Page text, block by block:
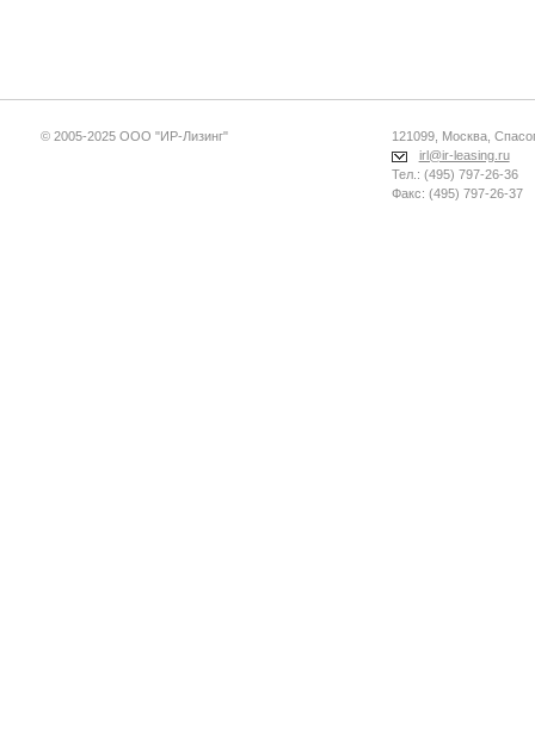
© 2005-2025 ООО "ИР-Лизинг"
121099, Москва,
irl@ir-leasing.ru
Тел.: (495) 797-26-36
Факс: (495) 797-26-37